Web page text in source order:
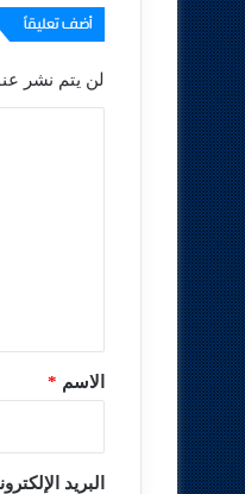
أضف تعليقاً
لن يتم نشر
*الاسم *
البريد